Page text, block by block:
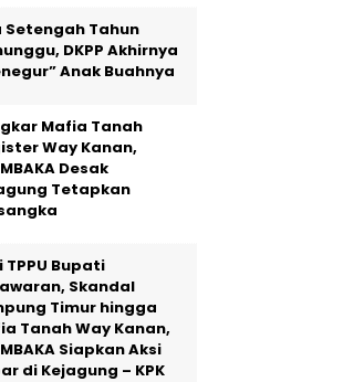
untuk Pemprov
Ryacudu
Setengah Tahun
DKPP Akhirnya
Anak Buahnya
Mafia Tanah
Way Kanan,
Desak
Tetapkan
TPPU Bupati
Skandal
Timur hingga
Tanah Way Kanan,
Siapkan Aksi
di Kejagung – KPK